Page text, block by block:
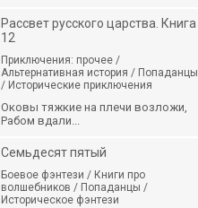
Рассвет русского царства. Книга
12
Приключения: прочее /
Альтернативная история / Попаданцы
/ Исторические приключения
Оковы тяжкие на плечи возложи,
Рабом вдали...
Семьдесят пятый
Боевое фэнтези / Книги про
волшебников / Попаданцы /
Историческое фэнтези